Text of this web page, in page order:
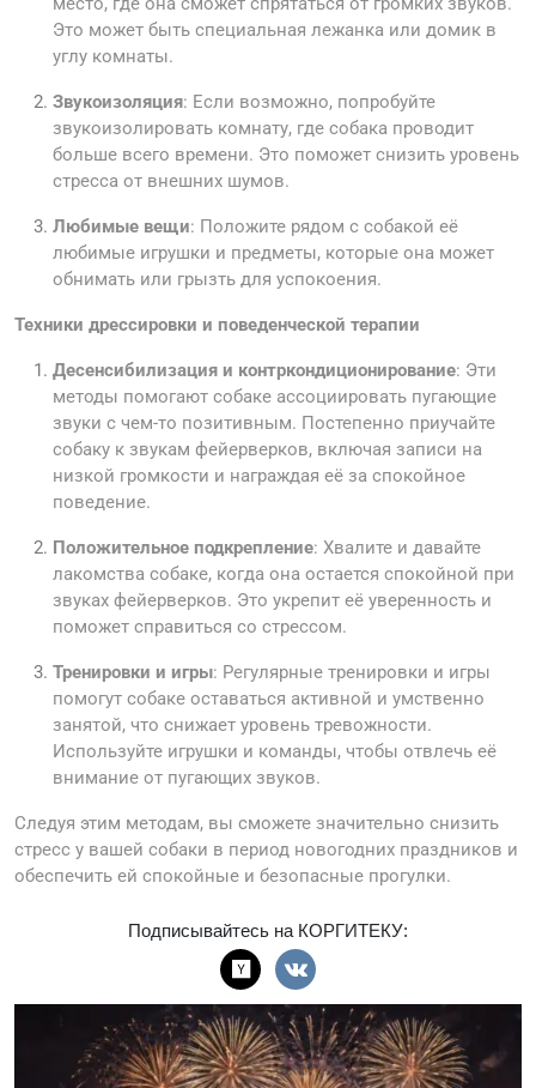
Это может быть специальная лежанка или домик в
углу комнаты.
Звукоизоляция: Если возможно, попробуйте
звукоизолировать комнату, где собака проводит
больше всего времени. Это поможет снизить уровень
стресса от внешних шумов.
Любимые вещи: Положите рядом с собакой её
любимые игрушки и предметы, которые она может
обнимать или грызть для успокоения.
Техники дрессировки и поведенческой терапии
Десенсибилизация и контркондиционирование: Эти
методы помогают собаке ассоциировать пугающие
звуки с чем-то позитивным. Постепенно приучайте
собаку к звукам фейерверков, включая записи на
низкой громкости и награждая её за спокойное
поведение.
Положительное подкрепление: Хвалите и давайте
лакомства собаке, когда она остается спокойной при
звуках фейерверков. Это укрепит её уверенность и
поможет справиться со стрессом.
Тренировки и игры: Регулярные тренировки и игры
помогут собаке оставаться активной и умственно
занятой, что снижает уровень тревожности.
Используйте игрушки и команды, чтобы отвлечь её
внимание от пугающих звуков.
Следуя этим методам, вы сможете значительно снизить
стресс у вашей собаки в период новогодних праздников и
обеспечить ей спокойные и безопасные прогулки.
Подписывайтесь на КОРГИТЕКУ: